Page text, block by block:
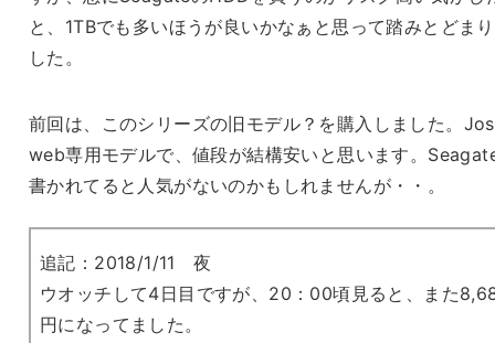
と、1TBでも多いほうが良いかなぁと思って踏みとどま
した。
前回は、このシリーズの旧モデル？を購入しました。
web専用モデルで、値段が結構安いと思います。
書かれてると人気がないのかもしれませんが・・。
追記：2018/1/11 夜
ウオッチして4日目ですが、20：00頃見ると、また
円になってました。